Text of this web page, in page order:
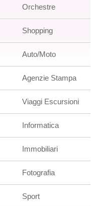
Orchestre
Shopping
Auto/Moto
Agenzie Stampa
Viaggi Escursioni
Informatica
Immobiliari
Fotografia
Sport